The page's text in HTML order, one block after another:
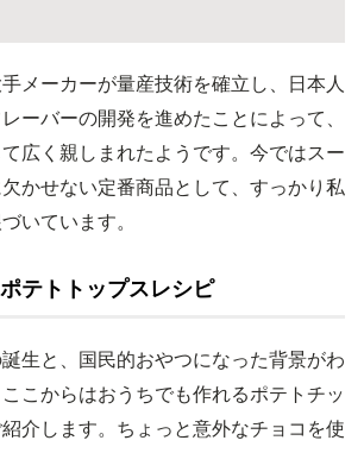
メーカーが量産技術を確立し、日本人
ーバーの開発を進めたことによって、
広く親しまれたようです。今ではスー
かせない定番商品として、すっかり私
いています。
テトトップスレシピ
生と、国民的おやつになった背景がわ
こからはおうちでも作れるポテトチッ
介します。ちょっと意外なチョコを使